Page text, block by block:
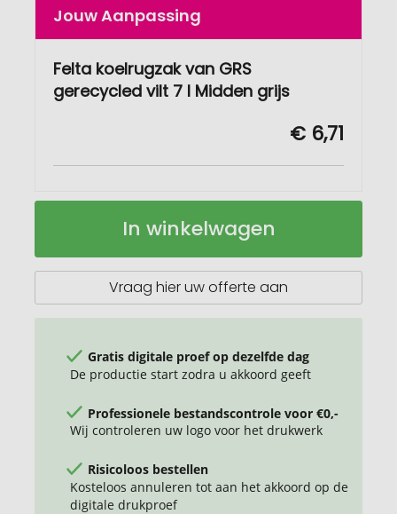
Jouw Aanpassing
Felta koelrugzak van GRS
gerecycled vilt 7 l Midden grijs
€ 6,71
GRS
In winkelwagen
Vraag hier uw offerte aan
Gratis digitale proef op dezelfde dag
De productie start zodra u akkoord geeft
Professionele bestandscontrole voor €0,-
Wij controleren uw logo voor het drukwerk
Risicoloos bestellen
Kosteloos annuleren tot aan het akkoord op de
digitale drukproef